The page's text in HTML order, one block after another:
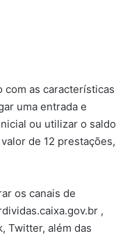
com as características
uma entrada e
ou utilizar o saldo
de 12 prestações,
os canais de
,
Twitter, além das